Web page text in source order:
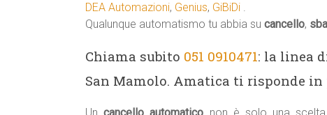
DEA Automazioni, Genius, GiBiDi .
Qualunque automatismo tu abbia su cancello,
Chiama subito 051 0910471: la linea
San Mamolo. Amatica ti risponde in